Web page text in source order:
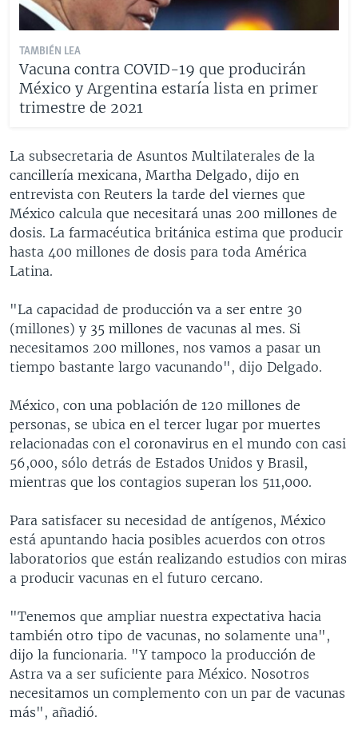
TAMBIÉN LEA
Vacuna contra COVID-19 que producirán
México y Argentina estaría lista en primer
trimestre de 2021
La subsecretaria de Asuntos Multilaterales de la
cancillería mexicana, Martha Delgado, dijo en
entrevista con Reuters la tarde del viernes que
México calcula que necesitará unas 200 millones de
dosis. La farmacéutica británica estima que producir
hasta 400 millones de dosis para toda América
Latina.
"La capacidad de producción va a ser entre 30
(millones) y 35 millones de vacunas al mes. Si
necesitamos 200 millones, nos vamos a pasar un
tiempo bastante largo vacunando", dijo Delgado.
México, con una población de 120 millones de
personas, se ubica en el tercer lugar por muertes
relacionadas con el coronavirus en el mundo con casi
56,000, sólo detrás de Estados Unidos y Brasil,
mientras que los contagios superan los 511,000.
Para satisfacer su necesidad de antígenos, México
está apuntando hacia posibles acuerdos con otros
laboratorios que están realizando estudios con miras
a producir vacunas en el futuro cercano.
"Tenemos que ampliar nuestra expectativa hacia
también otro tipo de vacunas, no solamente una",
dijo la funcionaria. "Y tampoco la producción de
Astra va a ser suficiente para México. Nosotros
necesitamos un complemento con un par de vacunas
más", añadió.